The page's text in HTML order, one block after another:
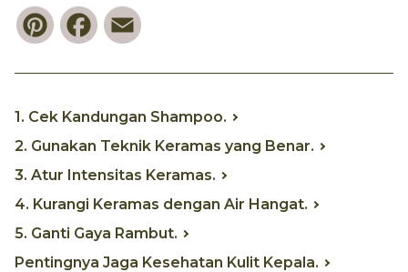
PinterestFacebook
1. Cek Kandungan Shampoo.
2. Gunakan Teknik Keramas yang Benar.
3. Atur Intensitas Keramas.
4. Kurangi Keramas dengan Air Hangat.
5. Ganti Gaya Rambut.
Pentingnya Jaga Kesehatan Kulit Kepala.